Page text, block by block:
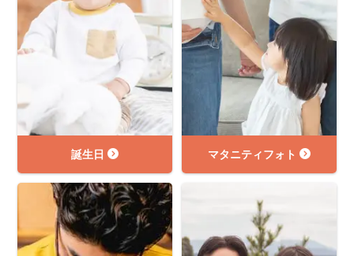
誕生日 マタニティフォト